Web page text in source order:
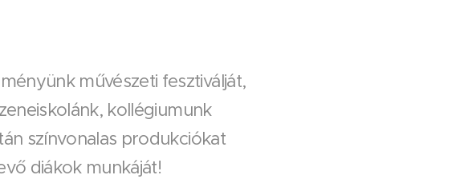
művészeti fesztiválját,
kollégiumunk
színvonalas produkciókat
diákok munkáját!